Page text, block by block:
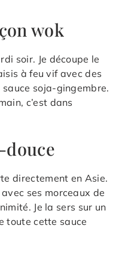
wok
soir. Je découpe le
à feu vif avec des
soja-gingembre.
c’est dans
douce
directement en Asie.
ses morceaux de
Je la sers sur un
toute cette sauce